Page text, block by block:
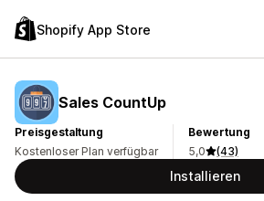
Shopify App Store
Sales CountUp
Preisgestaltung
Kostenloser Plan verfügbar
Bewertung
5,0
(43)
Installieren